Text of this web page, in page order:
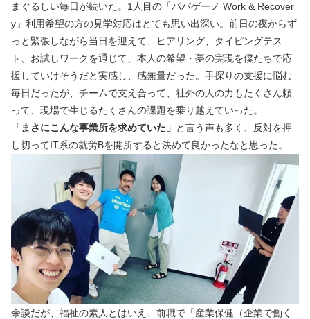
まぐるしい毎日が続いた。1人目の「パパゲーノ Work & Recover
y」利用希望の方の見学対応はとても思い出深い。前日の夜からず
っと緊張しながら当日を迎えて、ヒアリング、タイピングテス
ト、お試しワークを通じて、本人の希望・夢の実現を僕たちで応
援していけそうだと実感し、感無量だった。手探りの支援に悩む
毎日だったが、チームで支え合って、社外の人の力もたくさん頼
って、現場で生じるたくさんの課題を乗り越えていった。
「まさにこんな事業所を求めていた」 と言う声も多く、反対を押
し切ってIT系の就労Bを開所すると決めて良かったなと思った。
余談だが、福祉の素人とはいえ、前職で「産業保健（企業で働く